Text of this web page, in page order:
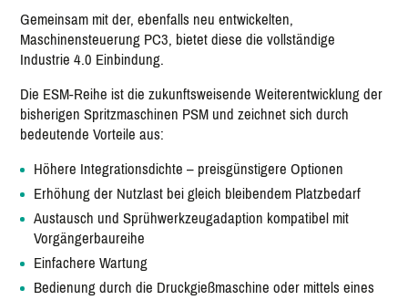
Gemeinsam mit der, ebenfalls neu entwickelten,
Maschinensteuerung PC3, bietet diese die vollständige
Industrie 4.0 Einbindung.
Die ESM-Reihe ist die zukunftsweisende Weiterentwicklung der
bisherigen Spritzmaschinen PSM und zeichnet sich durch
bedeutende Vorteile aus:
Höhere Integrationsdichte – preisgünstigere Optionen
Erhöhung der Nutzlast bei gleich bleibendem Platzbedarf
Austausch und Sprühwerkzeugadaption kompatibel mit
Vorgängerbaureihe
Einfachere Wartung
Bedienung durch die Druckgießmaschine oder mittels eines